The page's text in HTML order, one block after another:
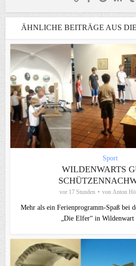
ÄHNLICHE BEITRÄGE AUS
Sport
WILDENWARTS
vor 17 Stunden von Anton
Mehr als ein Ferienprogramm-Spaß bei
„Die Elfer“ in Wildenwart